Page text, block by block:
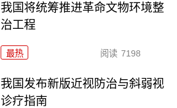
我国将统筹推进革命文物环境整
治工程
最热 阅读 7198
我国发布新版近视防治与斜弱视
诊疗指南